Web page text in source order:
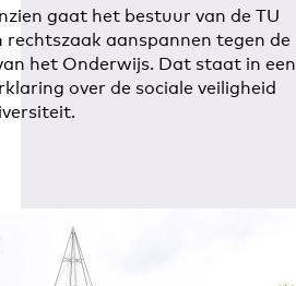
gaat het bestuur van de TU
rechtszaak aanspannen tegen de
het Onderwijs. Dat staat in een
over de sociale veiligheid